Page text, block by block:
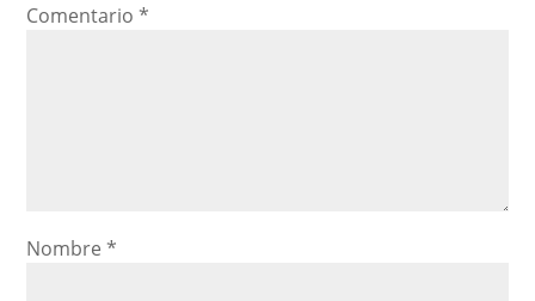
Comentario*
Nombre*